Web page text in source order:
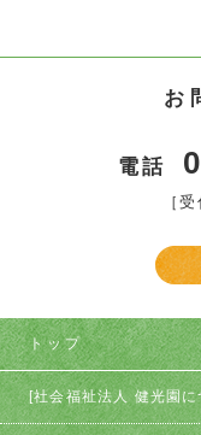
お
電話
［
トップ
[社会福祉法人 健光園